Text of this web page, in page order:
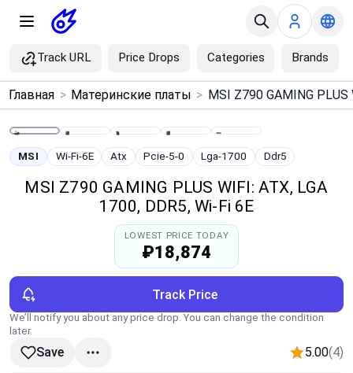
Track URL Price Drops Categories Brands
Menu ×
Home
Search
Categories
Brands
Global Price Tracker
Главная > Материнские платы >
MSI Wi-Fi-6E Atx Pcie-5-0 Lga-1700 Ddr5
MSI Z790 GAMING PLUS WIFI: ATX, LGA
1700, DDR5, Wi‑Fi 6E
LOWEST PRICE TODAY
₽18,874
Track Price
We’ll notify you about any price drop. You can change the condition
later.
Save 5.00(4)